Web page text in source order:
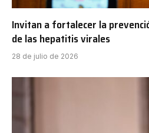
Invitan a fortalecer la
de las hepatitis virales
28 de julio de 2026